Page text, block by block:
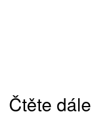
Čtěte dále